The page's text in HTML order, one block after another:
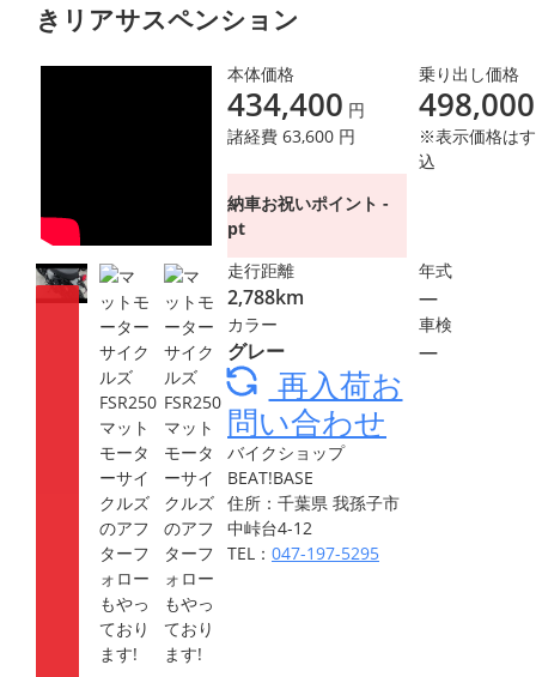
きリアサスペンション
本体価格
434,400 円
乗り出し価格
498,000
諸経費 63,600 円
※表示価格は
込
納車お祝いポイント -
pt
走行距離
2,788km
年式
―
カラー
グレー
車検
―
再入荷お
問い合わせ
バイクショップ
BEAT!BASE
住所：千葉県 我孫子市
中峠台4-12
TEL： 047-197-5295